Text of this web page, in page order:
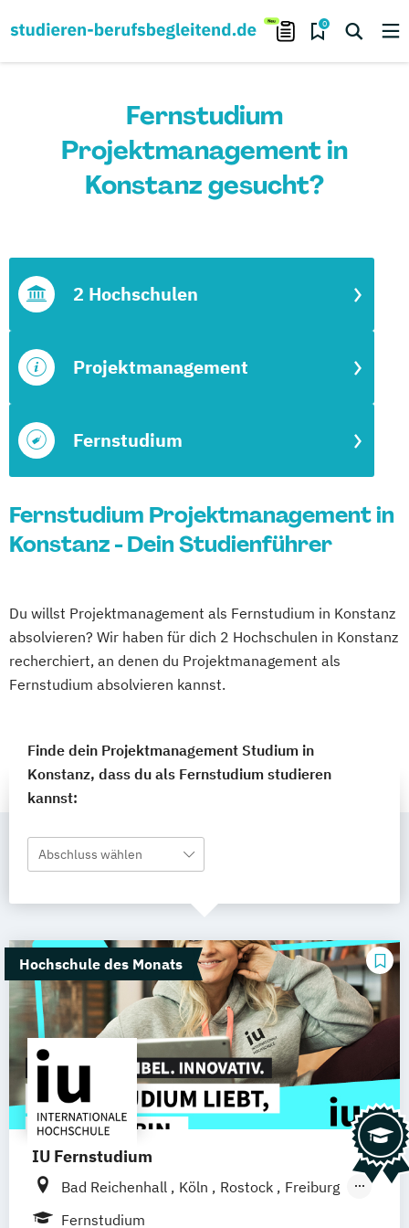
0
Fernstudium
Projektmanagement in
Konstanz gesucht?
Fernstudium
Projektmanagement
2 Hochschulen
Fernstudium Projektmanagement in
Konstanz - Dein Studienführer
Du willst Projektmanagement als Fernstudium in Konstanz
absolvieren? Wir haben für dich 2 Hochschulen in Konstanz
recherchiert, an denen du Projektmanagement als
Fernstudium absolvieren kannst.
Finde dein Projektmanagement Studium in
Konstanz, dass du als Fernstudium studieren
kannst:
Abschluss wählen
Hochschule des Monats
IU Fernstudium
Bad Reichenhall Köln Rostock
Freiburg
Kiel
Frankfurt am Main
Fernstudium